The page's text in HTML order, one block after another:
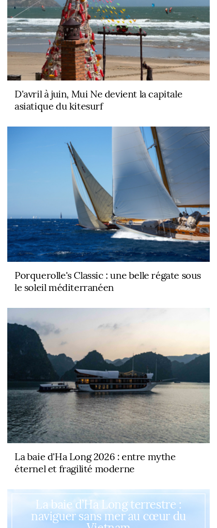
D'avril à juin, Mui Ne devient la capitale
asiatique du kitesurf
Porquerolle's Classic : une belle régate sous
le soleil méditerranéen
La baie d'Ha Long 2026 : entre mythe
éternel et fragilité moderne
La baie d’Ha Long terrestre :
naviguer sans mer au cœur du